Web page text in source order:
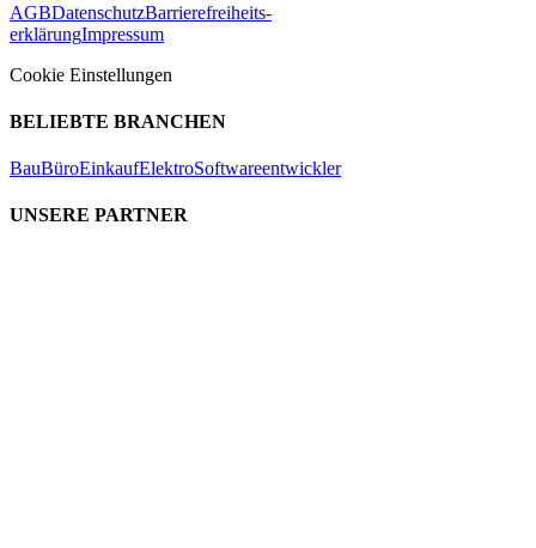
AGBDatenschutzBarrierefreiheits-
erklärungImpressum
Cookie Einstellungen
BELIEBTE BRANCHEN
BauBüroEinkaufElektroSoftwareentwickler
UNSERE PARTNER